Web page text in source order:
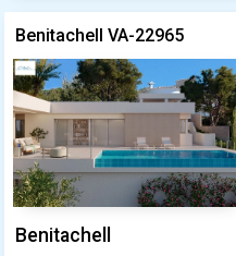
Benitachell VA-22965
Benitachell